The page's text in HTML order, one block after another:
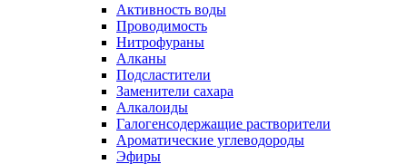
Активность воды
Проводимость
Нитрофураны
Алканы
Подсластители
Заменители сахара
Алкалоиды
Галогенсодержащие растворители
Ароматические углеводороды
Эфиры